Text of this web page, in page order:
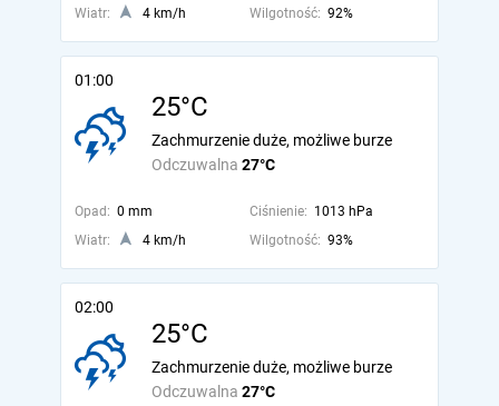
Wiatr:
4 km/h Wilgotność: 92%
01:00
25°C
Odczuwalna 27°C
Zachmurzenie duże, możliwe burze
Opad: 0 mm Ciśnienie: 1013 hPa
Wiatr:
4 km/h Wilgotność: 93%
02:00
25°C
Odczuwalna 27°C
Zachmurzenie duże, możliwe burze